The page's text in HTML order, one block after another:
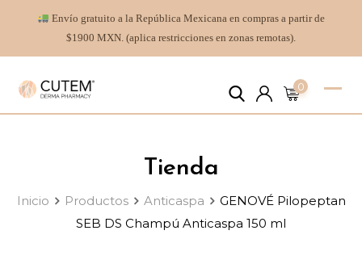
Envío gratuito a la República Mexicana en compras a partir de
$1900 MXN. (aplica restricciones en zonas remotas).
0
Tienda
Inicio Productos Anticaspa
GENOVÉ Pilopeptan
SEB DS Champú Anticaspa 150 ml